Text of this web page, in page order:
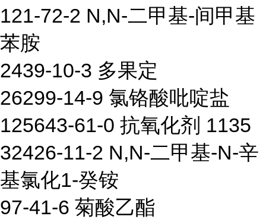
121-72-2 N,N-二甲基-间甲基
苯胺
2439-10-3 多果定
26299-14-9 氯铬酸吡啶盐
125643-61-0 抗氧化剂 1135
32426-11-2 N,N-二甲基-N-辛
基氯化1-癸铵
97-41-6 菊酸乙酯